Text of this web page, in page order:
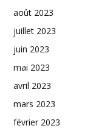
août 2023
juillet 2023
juin 2023
mai 2023
avril 2023
mars 2023
février 2023